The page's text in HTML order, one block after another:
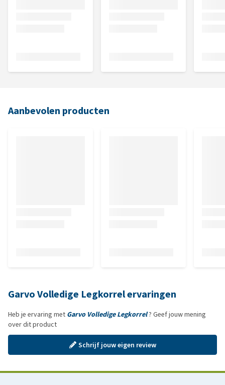
Aanbevolen producten
Garvo Volledige Legkorrel ervaringen
Heb je ervaring met Garvo Volledige Legkorrel? Geef jouw mening
over dit product
Schrijf jouw eigen review